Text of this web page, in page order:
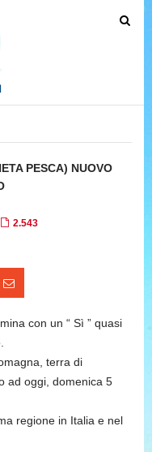
T
PESCA) NUOVO
2.543
con un “ Sì ” quasi
terra di
ad oggi, domenica 5
regione in Italia e nel